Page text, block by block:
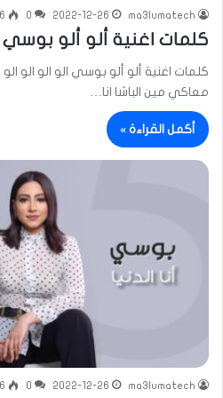
ma3lumatech
2022-12-26
0
كلمات اغنية ألو ألو بوسي
كلمات اغنية ألو ألو بوسي الو الو الو الو
معاكي مين الباشا انا…
أكمل القراءة »
ma3lumatech
2022-12-26
0